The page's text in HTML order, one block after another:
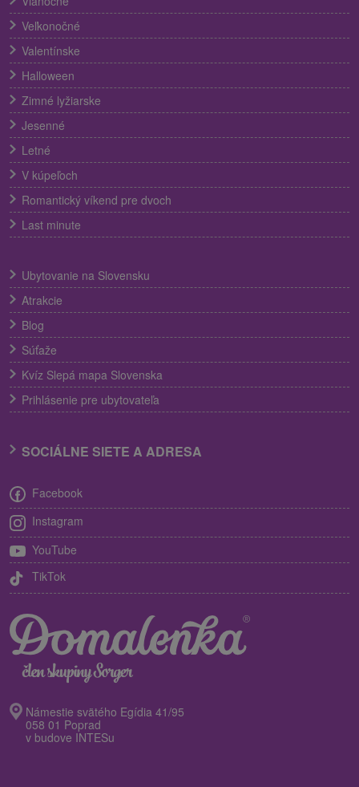
Veľkonočné
Valentínske
Halloween
Zimné lyžiarske
Jesenné
Letné
V kúpeľoch
Romantický víkend pre dvoch
Last minute
Ubytovanie na Slovensku
Atrakcie
Blog
Súťaže
Kvíz Slepá mapa Slovenska
Prihlásenie pre ubytovateľa
SOCIÁLNE SIETE A ADRESA
Facebook
Instagram
YouTube
TikTok
Námestie svätého Egídia 41/95
058 01 Poprad
v budove INTESu